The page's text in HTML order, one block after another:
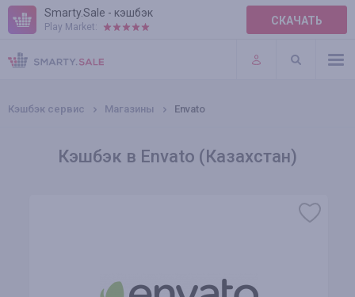
Smarty.Sale - кэшбэк
Play Market: СКАЧАТЬ
ПРАВИЛА
ПЛАГИНЫ
Кэшбэк сервис Магазины Envato
Кэшбэк в Envato (Казахстан)